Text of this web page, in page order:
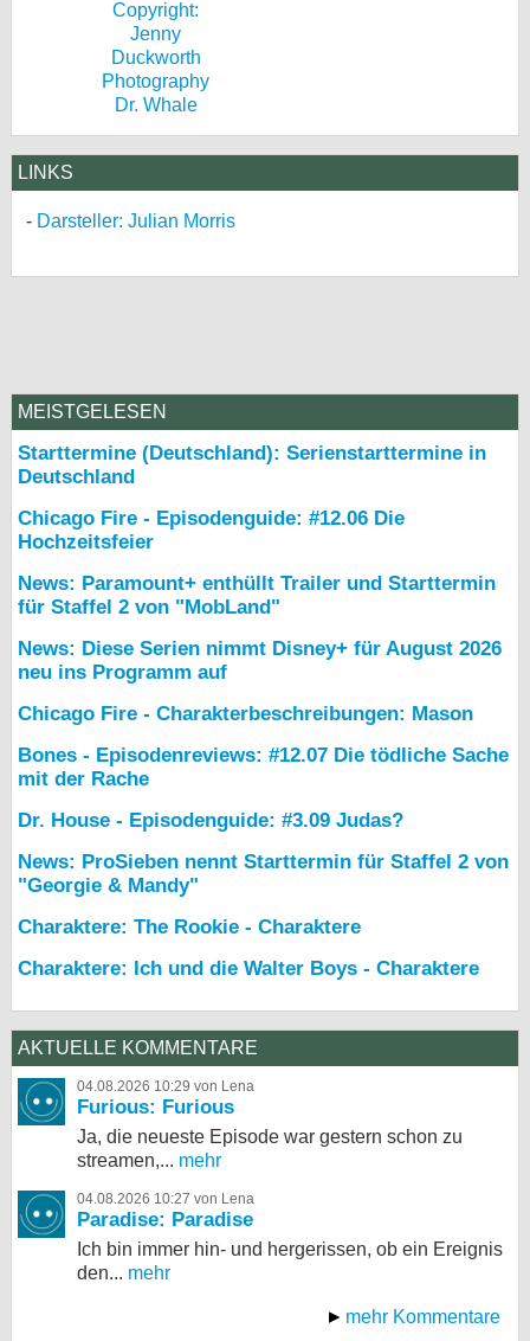
Dr. Whale
LINKS
Darsteller: Julian Morris
MEISTGELESEN
Starttermine (Deutschland): Serienstarttermine in
Deutschland
Chicago Fire - Episodenguide: #12.06 Die
Hochzeitsfeier
News: Paramount+ enthüllt Trailer und Starttermin
für Staffel 2 von "MobLand"
News: Diese Serien nimmt Disney+ für August 2026
neu ins Programm auf
Chicago Fire - Charakterbeschreibungen: Mason
Bones - Episodenreviews: #12.07 Die tödliche Sache
mit der Rache
Dr. House - Episodenguide: #3.09 Judas?
News: ProSieben nennt Starttermin für Staffel 2 von
"Georgie & Mandy"
Charaktere: The Rookie - Charaktere
Charaktere: Ich und die Walter Boys - Charaktere
AKTUELLE KOMMENTARE
04.08.2026 10:29 von Lena
Furious: Furious
Ja, die neueste Episode war gestern schon zu
streamen,... mehr
04.08.2026 10:27 von Lena
Paradise: Paradise
Ich bin immer hin- und hergerissen, ob ein Ereignis
den... mehr
mehr Kommentare